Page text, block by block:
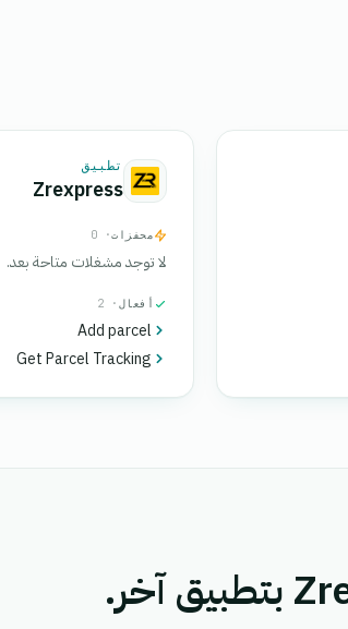
تطبيق
Zrexpress
محفزات· 0
لا توجد مشغلات متاحة بعد.
أفعال · 2
Add parcel
Get Parcel Tracking